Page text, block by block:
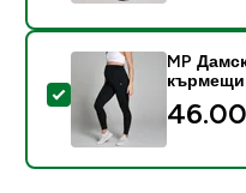
Select this product
MP
кърмещи